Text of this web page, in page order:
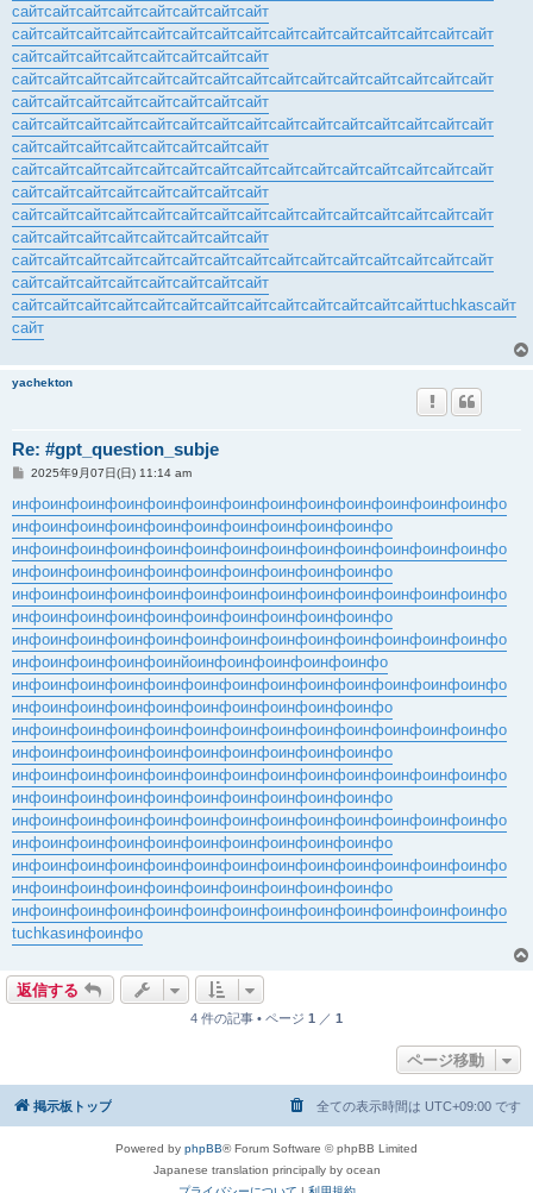
сайтсайтсайтсайтсайтсайтсайтсайт
сайтсайтсайтсайтсайтсайтсайтсайтсайтсайтсайтсайтсайтсайтсайт
сайтсайтсайтсайтсайтсайтсайтсайт
сайтсайтсайтсайтсайтсайтсайтсайтсайтсайтсайтсайтсайтсайтсайт
сайтсайтсайтсайтсайтсайтсайтсайт
сайтсайтсайтсайтсайтсайтсайтсайтсайтсайтсайтсайтсайтсайтсайт
сайтсайтсайтсайтсайтсайтсайтсайт
сайтсайтсайтсайтсайтсайтсайтсайтсайтсайтсайтсайтсайтсайтсайт
сайтсайтсайтсайтсайтсайтсайтсайт
сайтсайтсайтсайтсайтсайтсайтсайтсайтсайтсайтсайтсайтсайтсайт
сайтсайтсайтсайтсайтсайтсайтсайт
сайтсайтсайтсайтсайтсайтсайтсайтсайтсайтсайтсайтсайтсайтсайт
сайтсайтсайтсайтсайтсайтсайтсайт
сайтсайтсайтсайтсайтсайтсайтсайтсайтсайтсайтсайтсайтtuchkasсайт
сайт
yachekton
Re: #gpt_question_subje
投
記
事
2025年9月07日(日) 11:14 am
инфоинфоинфоинфоинфоинфоинфоинфоинфоинфоинфоинфоинфо
инфоинфоинфоинфоинфоинфоинфоинфоинфоинфо
инфоинфоинфоинфоинфоинфоинфоинфоинфоинфоинфоинфоинфо
инфоинфоинфоинфоинфоинфоинфоинфоинфоинфо
инфоинфоинфоинфоинфоинфоинфоинфоинфоинфоинфоинфоинфо
инфоинфоинфоинфоинфоинфоинфоинфоинфоинфо
инфоинфоинфоинфоинфоинфоинфоинфоинфоинфоинфоинфоинфо
инфоинфоинфоинфоинйоинфоинфоинфоинфоинфо
инфоинфоинфоинфоинфоинфоинфоинфоинфоинфоинфоинфоинфо
инфоинфоинфоинфоинфоинфоинфоинфоинфоинфо
инфоинфоинфоинфоинфоинфоинфоинфоинфоинфоинфоинфоинфо
инфоинфоинфоинфоинфоинфоинфоинфоинфоинфо
инфоинфоинфоинфоинфоинфоинфоинфоинфоинфоинфоинфоинфо
инфоинфоинфоинфоинфоинфоинфоинфоинфоинфо
инфоинфоинфоинфоинфоинфоинфоинфоинфоинфоинфоинфоинфо
инфоинфоинфоинфоинфоинфоинфоинфоинфоинфо
инфоинфоинфоинфоинфоинфоинфоинфоинфоинфоинфоинфоинфо
инфоинфоинфоинфоинфоинфоинфоинфоинфоинфо
инфоинфоинфоинфоинфоинфоинфоинфоинфоинфоинфоинфоинфо
tuchkasинфоинфо
返信する
4 件の記事 • ページ 1 ／ 1
ページ移動
掲示板トップ 全ての表示時間は UTC+09:00 です
Powered by phpBB® Forum Software © phpBB Limited
Japanese translation principally by ocean